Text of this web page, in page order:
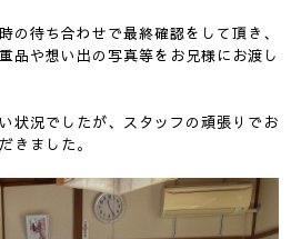
の待ち合わせで最終確認をして頂き、
品や想い出の写真等をお兄様にお渡し
状況でしたが、スタッフの頑張りでお
きました。